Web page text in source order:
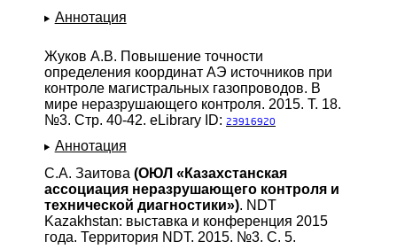
Аннотация
Жуков А.В. Повышение точности
определения координат АЭ источников при
контроле магистральных газопроводов. В
мире неразрушающего контроля. 2015. Т. 18.
№3. Стр. 40-42. eLibrary ID: 23916920
Аннотация
С.А. Заитова (ОЮЛ «Казахстанская
ассоциация неразрушающего контроля и
технической диагностики»). NDT
Kazakhstan: выставка и конференция 2015
года. Территория NDT. 2015. №3. С. 5.